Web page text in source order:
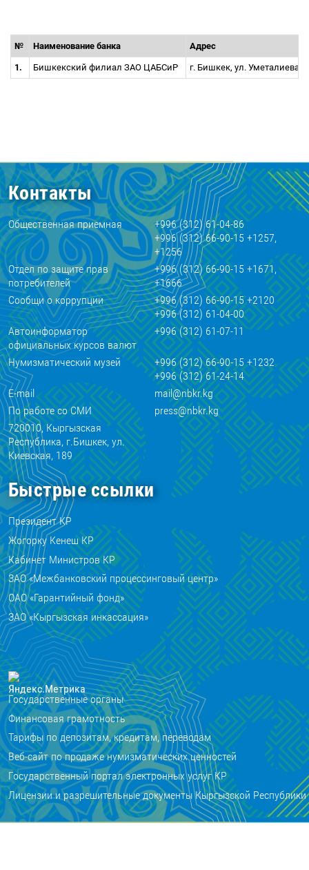
№ Наименование банка Адрес
1. Бишкекский филиал ЗАО ЦАБСиР г. Бишкек, ул. Уметалиева,
Контакты
Общественная приемная
+996 (312) 61-04-86
+996 (312) 66-90-15 +1257,
+1256
Отдел по защите прав
потребителей
+996 (312) 66-90-15 +1671,
+1666
Сообщи о коррупции
+996 (312) 66-90-15 +2120
+996 (312) 61-04-00
Автоинформатор
официальных курсов валют
+996 (312) 61-07-11
Нумизматический музей
+996 (312) 66-90-15 +1232
+996 (312) 61-24-14
E-mail
mail@nbkr.kg
По работе со СМИ
press@nbkr.kg
720010, Кыргызская
Республика, г.Бишкек, ул.
Киевская, 189
Быстрые ссылки
Президент КР
Жогорку Кенеш КР
Кабинет Министров КР
ЗАО «Межбанковский процессинговый центр»
ОАО «Гарантийный фонд»
ЗАО «Кыргызская инкассация»
Государственные органы
Финансовая грамотность
Тарифы по депозитам, кредитам, переводам
Веб-сайт по продаже нумизматических ценностей
Государственный портал электронных услуг КР
Лицензии и разрешительные документы Кыргызской Республики